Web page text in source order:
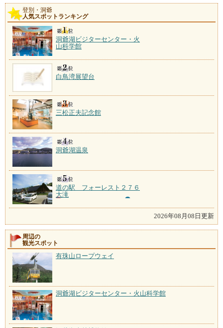
登別・洞爺
人気スポットランキング
洞爺湖ビジターセンター・火
山科学館
白鳥湾展望台
三松正夫記念館
洞爺湖温泉
道の駅 フォーレスト２７６
大滝
2026年08月08日更新
周辺の
観光スポット
有珠山ロープウェイ
洞爺湖ビジターセンター・火山科学館